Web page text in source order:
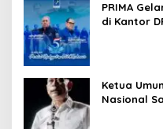
PRIMA
di Kantor
Ketua
Nasional